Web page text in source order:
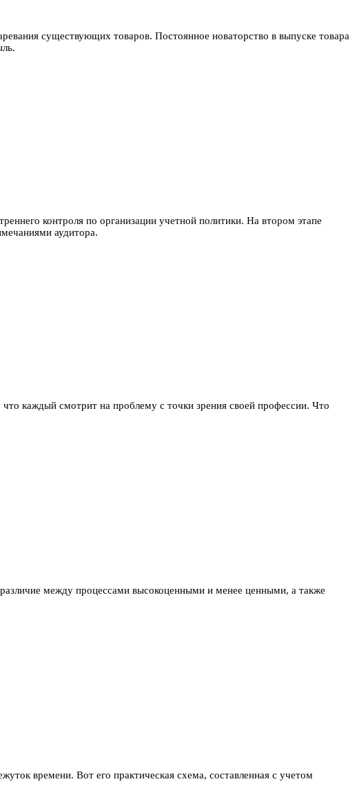
существующих товаров. Постоянное новаторство в выпуске товара
контроля по организации учетной политики. На втором этапе
аудитора.
каждый смотрит на проблему с точки зрения своей профессии. Что
между процессами высокоценными и менее ценными, а также
времени. Вот его практическая схема, составленная с учетом